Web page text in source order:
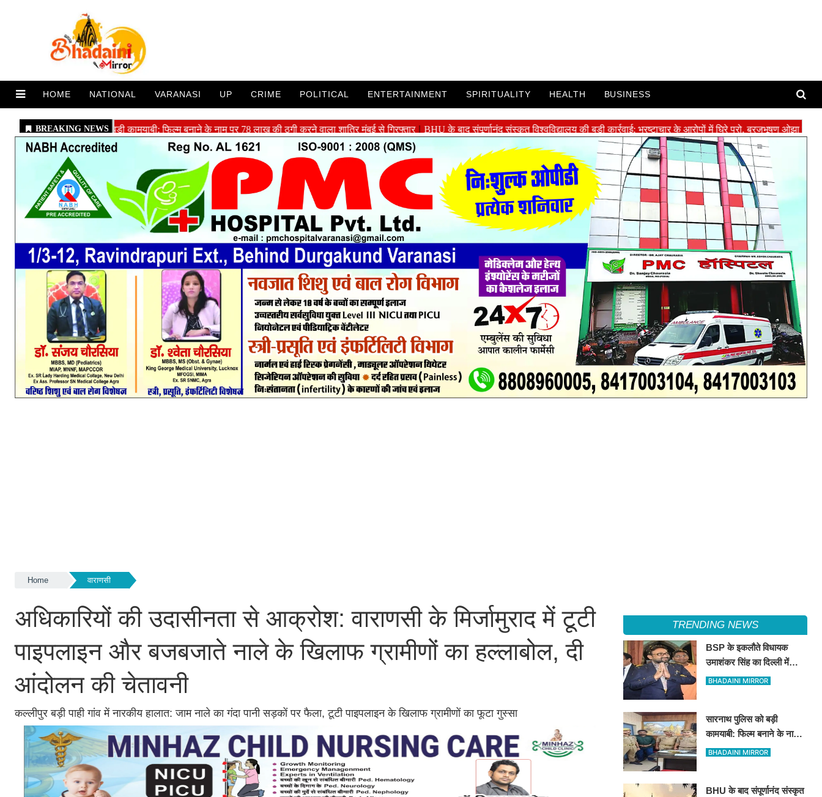
HOME NATIONAL VARANASI UP CRIME POLITICAL ENTERTAINMENT SPIRITUALITY HEALTH BUSINESS
Home वाराणसी
अधिकारियों की उदासीनता से आक्रोश: वाराणसी के मिर्जामुराद में टूटी
पाइपलाइन और बजबजाते नाले के खिलाफ ग्रामीणों का हल्लाबोल, दी
आंदोलन की चेतावनी
कल्लीपुर बड़ी पाही गांव में नारकीय हालात: जाम नाले का गंदा पानी सड़कों पर फैला, टूटी पाइपलाइन के खिलाफ ग्रामीणों का फूटा गुस्सा
TRENDING NEWS
BSP के इकलौते विधायक
उमाशंकर सिंह का दिल्ली में
निधन, रसड़ा से लगातार 3 बार
BHADAINI MIRROR
सारनाथ पुलिस को बड़ी
कामयाबी: फिल्म बनाने के नाम
पर 78 लाख की ठगी करने वाला
BHADAINI MIRROR
BHU के बाद संपूर्णानंद संस्कृत